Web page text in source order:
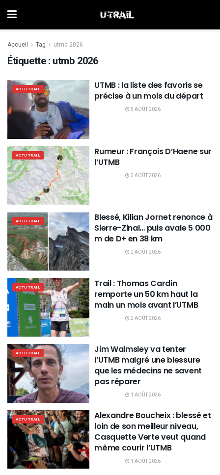
Accueil Tag utmb 2026
Étiquette : utmb 2026
ACTU TRAIL
UTMB : la liste des favoris se
précise à un mois du départ
5 AOÛT 2026
ACTU TRAIL
Rumeur : François D’Haene sur
l’UTMB
3 AOÛT 2026
ACTU TRAIL
Blessé, Kilian Jornet renonce à
Sierre-Zinal… puis avale 5 000
m de D+ en 38 km
2 AOÛT 2026
ACTU TRAIL
Trail : Thomas Cardin
remporte un 50 km haut la
main un mois avant l’UTMB
2 AOÛT 2026
ACTU TRAIL
Jim Walmsley va tenter
l’UTMB malgré une blessure
que les médecins ne savent
pas réparer
1 AOÛT 2026
ACTU TRAIL
Alexandre Boucheix : blessé et
loin de son meilleur niveau,
Casquette Verte veut quand
même courir l’UTMB
1 AOÛT 2026